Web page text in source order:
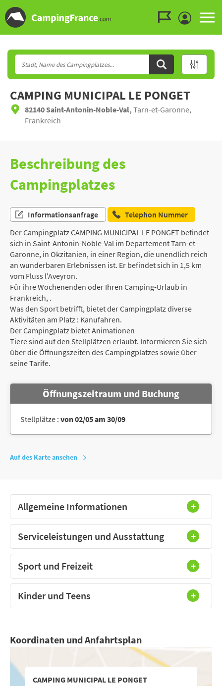
CAMPING MUNICIPAL LE PONGET
82140 Saint-Antonin-Noble-Val, Tarn-et-Garonne,
Frankreich
Beschreibung des
Campingplatzes
Informationsanfrage
Telephon Nummer
Der Campingplatz CAMPING MUNICIPAL LE PONGET befindet
sich in Saint-Antonin-Noble-Val im Departement Tarn-et-
Garonne, in Okzitanien, in einer Region, die unendlich reich
an wunderbaren Erlebnissen ist. Er befindet sich in 1,5 km
vom Fluss l'Aveyron.
Für ihre Wochenenden oder Ihren Camping-Urlaub in
Frankreich, .
Was den Sport betrifft, bietet der Campingplatz diverse
Aktivitäten am Platz : Kanufahren.
Der Campingplatz bietet Animationen
Tiere sind auf den Stellplätzen erlaubt. Informieren Sie sich
über die Öffnungszeiten des Campingplatzes sowie über
seine Tarife.
Öffnungszeitraum und Buchung
Stellplätze : von 02/05 am 30/09
Auf des Karte ansehen
Allgemeine Informationen
Serviceleistungen und Ausstattung
Sport und Freizeit
Kinder und Teens
Koordinaten und Anfahrtsplan
CAMPING MUNICIPAL LE PONGET